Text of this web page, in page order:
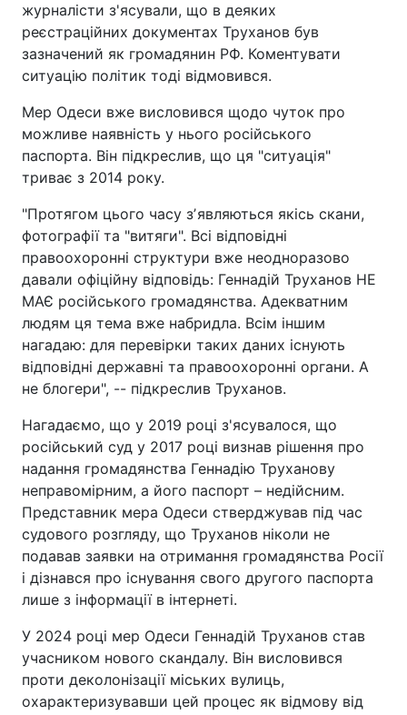
журналісти з'ясували, що в деяких
реєстраційних документах Труханов був
зазначений як громадянин РФ. Коментувати
ситуацію політик тоді відмовився.
Мер Одеси вже висловився щодо чуток про
можливе наявність у нього російського
паспорта. Він підкреслив, що ця "ситуація"
триває з 2014 року.
"Протягом цього часу зʼявляються якісь скани,
фотографії та "витяги". Всі відповідні
правоохоронні структури вже неодноразово
давали офіційну відповідь: Геннадій Труханов НЕ
МАЄ російського громадянства. Адекватним
людям ця тема вже набридла. Всім іншим
нагадаю: для перевірки таких даних існують
відповідні державні та правоохоронні органи. А
не блогери", -- підкреслив Труханов.
Нагадаємо, що у 2019 році з'ясувалося, що
російський суд у 2017 році визнав рішення про
надання громадянства Геннадію Труханову
неправомірним, а його паспорт – недійсним.
Представник мера Одеси стверджував під час
судового розгляду, що Труханов ніколи не
подавав заявки на отримання громадянства Росії
і дізнався про існування свого другого паспорта
лише з інформації в інтернеті.
У 2024 році мер Одеси Геннадій Труханов став
учасником нового скандалу. Він висловився
проти деколонізації міських вулиць,
охарактеризувавши цей процес як відмову від